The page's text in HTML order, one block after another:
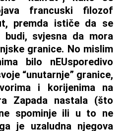
francuski filozof
premda ističe da se
budi, svjesna da mora
granice. No mislim
bilo nEUsporedivo
“unutarnje” granice,
i korijenima na
Zapada nastala (što
spominje ili u to ne
je uzaludna njegova